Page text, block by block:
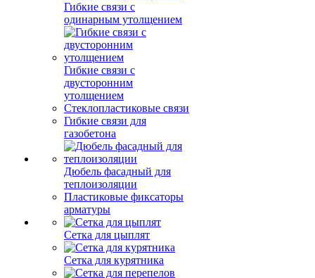
Гибкие связи с
одинарным утолщением
Гибкие связи с
двусторонним
утолщением
Стеклопластиковые связи
Гибкие связи для
газобетона
Дюбель фасадный для
теплоизоляции
Пластиковые фиксаторы
арматуры
Сетка для цыплят
Сетка для курятника